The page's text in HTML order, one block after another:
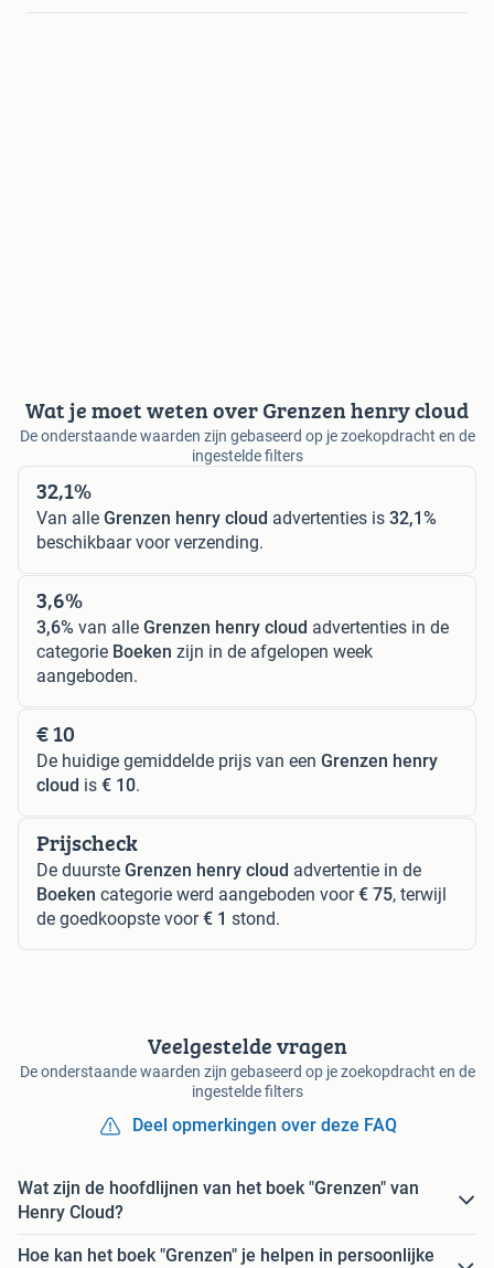
Wat je moet weten over Grenzen henry cloud
De onderstaande waarden zijn gebaseerd op je zoekopdracht en de
ingestelde filters
32,1%
Van alle Grenzen henry cloud advertenties is 32,1%
beschikbaar voor verzending.
3,6%
3,6% van alle Grenzen henry cloud advertenties in de
categorie Boeken zijn in de afgelopen week
aangeboden.
€ 10
De huidige gemiddelde prijs van een Grenzen henry
cloud is € 10.
Prijscheck
De duurste Grenzen henry cloud advertentie in de
Boeken categorie werd aangeboden voor€ 75, terwijl
de goedkoopste voor€ 1 stond.
Veelgestelde vragen
De onderstaande waarden zijn gebaseerd op je zoekopdracht en de
ingestelde filters
Deel opmerkingen over deze FAQ
Wat zijn de hoofdlijnen van het boek "Grenzen" van
Henry Cloud?
Hoe kan het boek "Grenzen" je helpen in persoonlijke